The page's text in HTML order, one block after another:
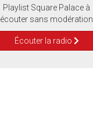
Playlist Square Palace à
écouter sans modération
Écouter la radio